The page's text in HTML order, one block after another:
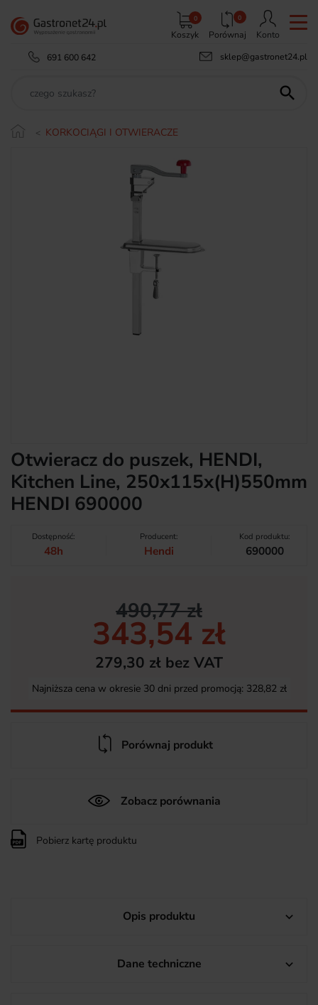
Koszyk
0 0
Porównaj
Konto
691 600 642
sklep@gastronet24.pl

KORKOCIĄGI I OTWIERACZE
Otwieracz do puszek, HENDI,
Kitchen Line, 250x115x(H)550mm
HENDI 690000
Dostępność:
48h
Producent:
Hendi
Kod produktu:
690000
490,77 zł
343,54 zł
279,30 zł bez VAT
Najniższa cena w okresie 30 dni przed promocją: 328,82 zł
Porównaj produkt
Zobacz porównania
Pobierz kartę produktu
Opis produktu 
Dane techniczne 